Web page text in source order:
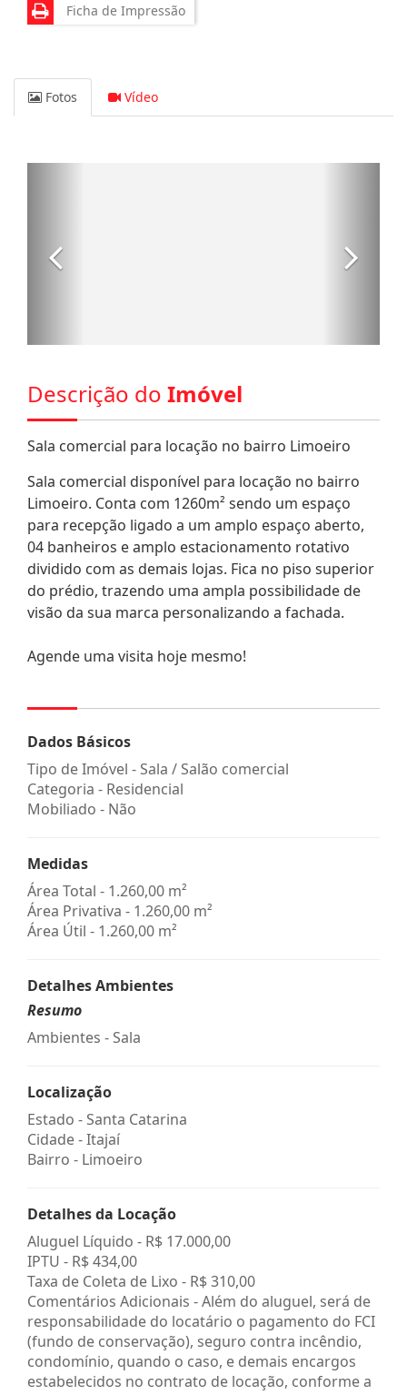
Ficha de Impressão
Fotos Vídeo
Descrição do Imóvel
Sala comercial para locação no bairro Limoeiro
Sala comercial disponível para locação no bairro
Limoeiro. Conta com 1260m² sendo um espaço
para recepção ligado a um amplo espaço aberto,
04 banheiros e amplo estacionamento rotativo
dividido com as demais lojas. Fica no piso superior
do prédio, trazendo uma ampla possibilidade de
visão da sua marca personalizando a fachada.
Agende uma visita hoje mesmo!
Dados Básicos
Tipo de Imóvel - Sala / Salão comercial
Categoria - Residencial
Mobiliado - Não
Medidas
Área Total - 1.260,00 m²
Área Privativa - 1.260,00 m²
Área Útil - 1.260,00 m²
Detalhes Ambientes
Resumo
Ambientes - Sala
Localização
Estado -Santa Catarina
Cidade -Itajaí
Bairro - Limoeiro
Detalhes da Locação
Aluguel Líquido - R$ 17.000,00
IPTU - R$ 434,00
Taxa de Coleta de Lixo - R$ 310,00
Comentários Adicionais - Além do aluguel, será de
responsabilidade do locatário o pagamento do FCI
(fundo de conservação), seguro contra incêndio,
condomínio, quando o caso, e demais encargos
estabelecidos no contrato de locação, conforme a